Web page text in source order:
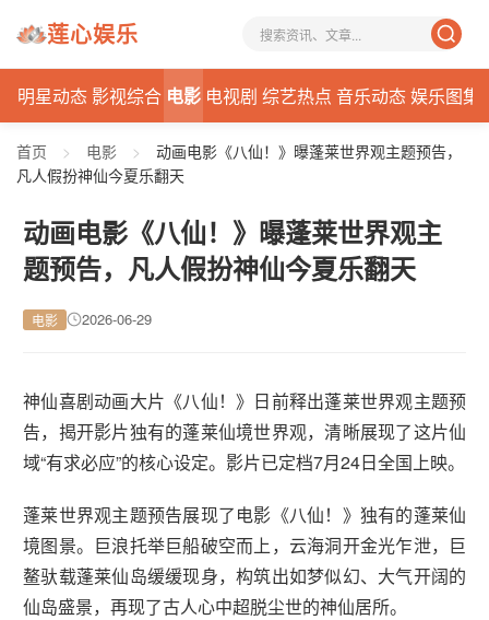
莲心娱乐
明星动态 影视综合 电影 电视剧 综艺热点 音乐动态娱乐图集
首页 > 电影 >
动画电影《八仙！》曝蓬莱世界观主题预告，
凡人假扮神仙今夏乐翻天
动画电影《八仙！》曝蓬莱世界观主
题预告，凡人假扮神仙今夏乐翻天
电影 2026-06-29
神仙喜剧动画大片《八仙！》日前释出蓬莱世界观主题预
告，揭开影片独有的蓬莱仙境世界观，清晰展现了这片仙
域“有求必应”的核心设定。影片已定档7月24日全国上映。
蓬莱世界观主题预告展现了电影《八仙！》独有的蓬莱仙
境图景。巨浪托举巨船破空而上，云海洞开金光乍泄，巨
鳌驮载蓬莱仙岛缓缓现身，构筑出如梦似幻、大气开阔的
仙岛盛景，再现了古人心中超脱尘世的神仙居所。